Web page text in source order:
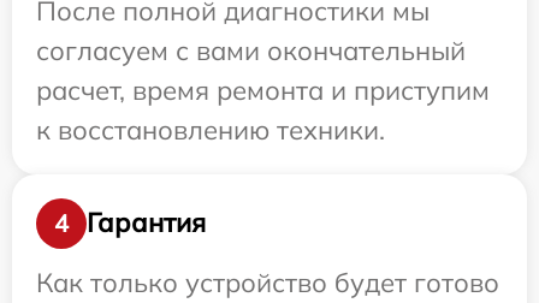
После полной диагностики мы
согласуем с вами окончательный
расчет, время ремонта и приступим
к восстановлению техники.
4
Гарантия
Как только устройство будет готово